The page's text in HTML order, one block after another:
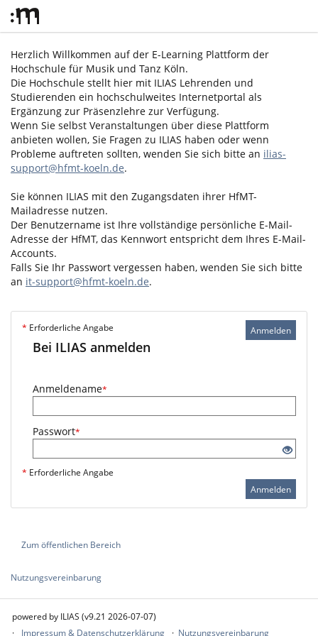
Herzlich Willkommen auf der E-Learning Plattform der
Hochschule für Musik und Tanz Köln.
Die Hochschule stellt hier mit ILIAS Lehrenden und
Studierenden ein hochschulweites Internetportal als
Ergänzung zur Präsenzlehre zur Verfügung.
Wenn Sie selbst Veranstaltungen über diese Plattform
anbieten wollen, Sie Fragen zu ILIAS haben oder wenn
Probleme auftreten sollten, wenden Sie sich bitte an ilias-
support@hfmt-koeln.de.
Sie können ILIAS mit den Zugangsdaten ihrer HfMT-
Mailadresse nutzen.
Der Benutzername ist Ihre vollständige persönliche E-Mail-
Adresse der HfMT, das Kennwort entspricht dem Ihres E-Mail-
Accounts.
Falls Sie Ihr Passwort vergessen haben, wenden Sie sich bitte
an it-support@hfmt-koeln.de.
Anmelden
* Erforderliche Angabe
Bei ILIAS anmelden
Anmeldename*
Passwort*
* Erforderliche Angabe
Anmelden
Zum öffentlichen Bereich
Nutzungsvereinbarung
powered by ILIAS (v9.21 2026-07-07)
Impressum & Datenschutzerklärung
Nutzungsvereinbarung